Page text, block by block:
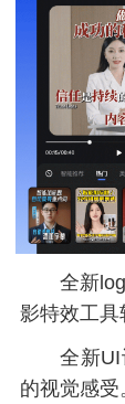
全新
影特效工具
全新
的视觉感受